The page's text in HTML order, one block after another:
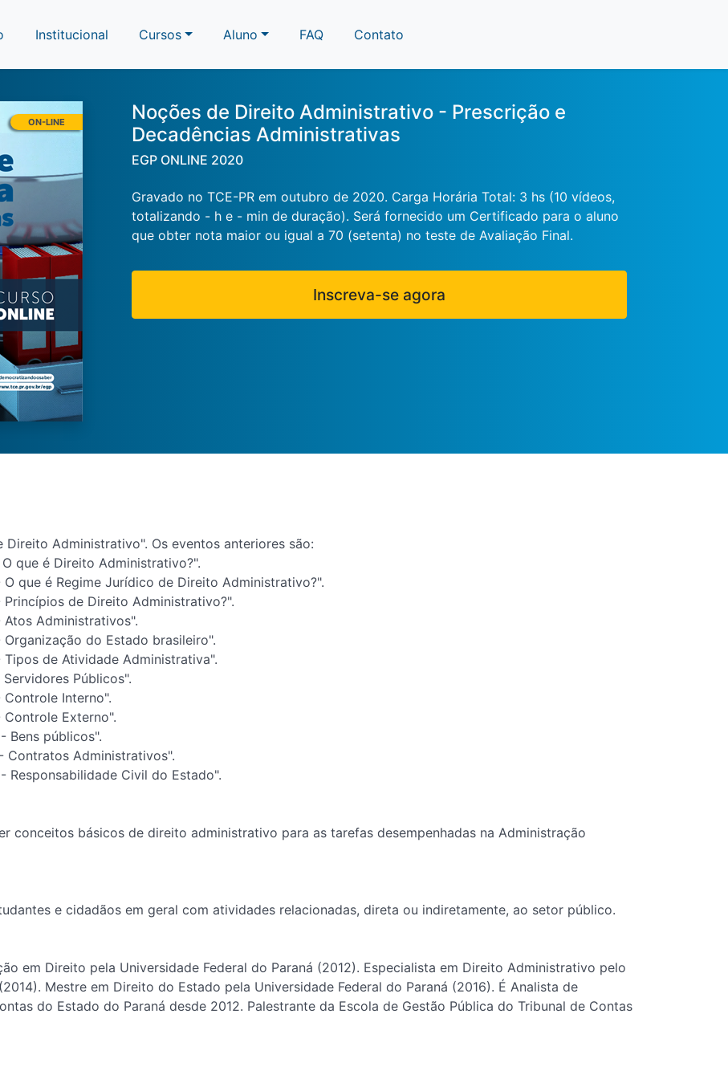
Institucional Cursos Aluno FAQ Contato
ON-LINE
Noções de Direito Administrativo - Prescrição e
Decadências Administrativas
EGP ONLINE 2020
Gravado no TCE-PR em outubro de 2020. Carga Horária Total: 3 hs (10 vídeos,
totalizando - h e - min de duração). Será fornecido um Certificado para o aluno
que obter nota maior ou igual a 70 (setenta) no teste de Avaliação Final.
Inscreva-se agora
Administrativo". Os eventos anteriores são:
que é Direito Administrativo?".
que é Regime Jurídico de Direito Administrativo?".
de Direito Administrativo?".
Administrativos".
do Estado brasileiro".
de Atividade Administrativa".
Públicos".
Interno".
Externo".
Bens públicos".
Contratos Administrativos".
Civil do Estado".
conceitos básicos de direito administrativo para as tarefas desempenhadas na Administração
e cidadãos em geral com atividades relacionadas, direta ou indiretamente, ao setor público.
em Direito pela Universidade Federal do Paraná (2012). Especialista em Direito Administrativo pelo
Mestre em Direito do Estado pela Universidade Federal do Paraná (2016). É Analista de
do Estado do Paraná desde 2012. Palestrante da Escola de Gestão Pública do Tribunal de Contas